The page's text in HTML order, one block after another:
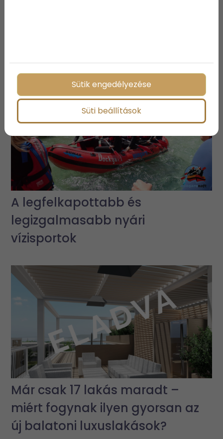
A legfelkapottabb és
legizgalmasabb nyári
vízisportok
Már csak 17 lakás maradt –
miért fogynak ilyen gyorsan az
új balatoni luxuslakások?
Sütik engedélyezése
Süti beállítások